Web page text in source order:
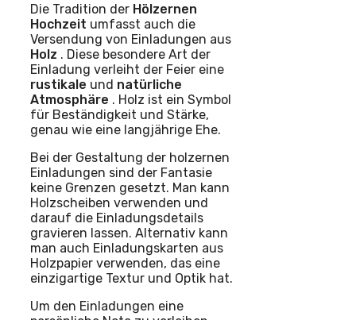
Die Tradition der Hölzernen
Hochzeit umfasst auch die
Versendung von Einladungen aus
Holz . Diese besondere Art der
Einladung verleiht der Feier eine
rustikale und natürliche
Atmosphäre . Holz ist ein Symbol
für Beständigkeit und Stärke,
genau wie eine langjährige Ehe.
Bei der Gestaltung der holzernen
Einladungen sind der Fantasie
keine Grenzen gesetzt. Man kann
Holzscheiben verwenden und
darauf die Einladungsdetails
gravieren lassen. Alternativ kann
man auch Einladungskarten aus
Holzpapier verwenden, das eine
einzigartige Textur und Optik hat.
Um den Einladungen eine